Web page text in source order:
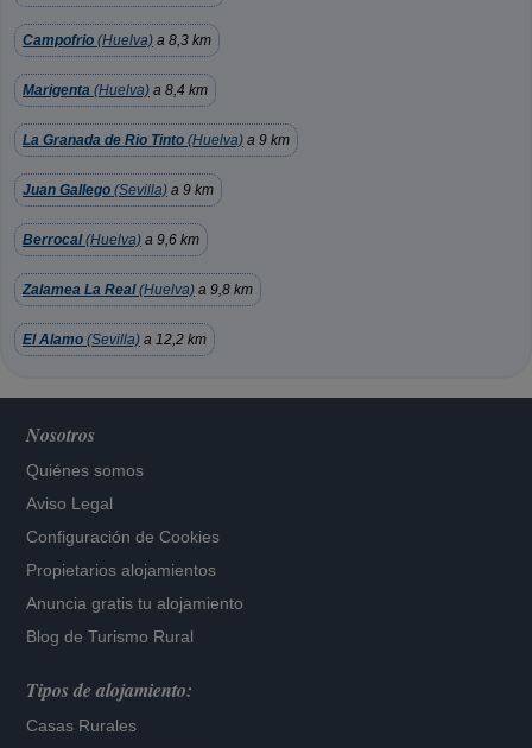
Campofrio (Huelva) a 8,3 km
Marigenta (Huelva) a 8,4 km
La Granada de Rio Tinto (Huelva) a 9 km
Juan Gallego (Sevilla) a 9 km
Berrocal(Huelva) a 9,6 km
Zalamea La Real(Huelva) a 9,8 km
El Alamo (Sevilla) a 12,2 km
Nosotros
Quiénes somos
Aviso Legal
Configuración de Cookies
Propietarios alojamientos
Anuncia gratis tu alojamiento
Blog de Turismo Rural
Tipos de alojamiento:
Casas Rurales